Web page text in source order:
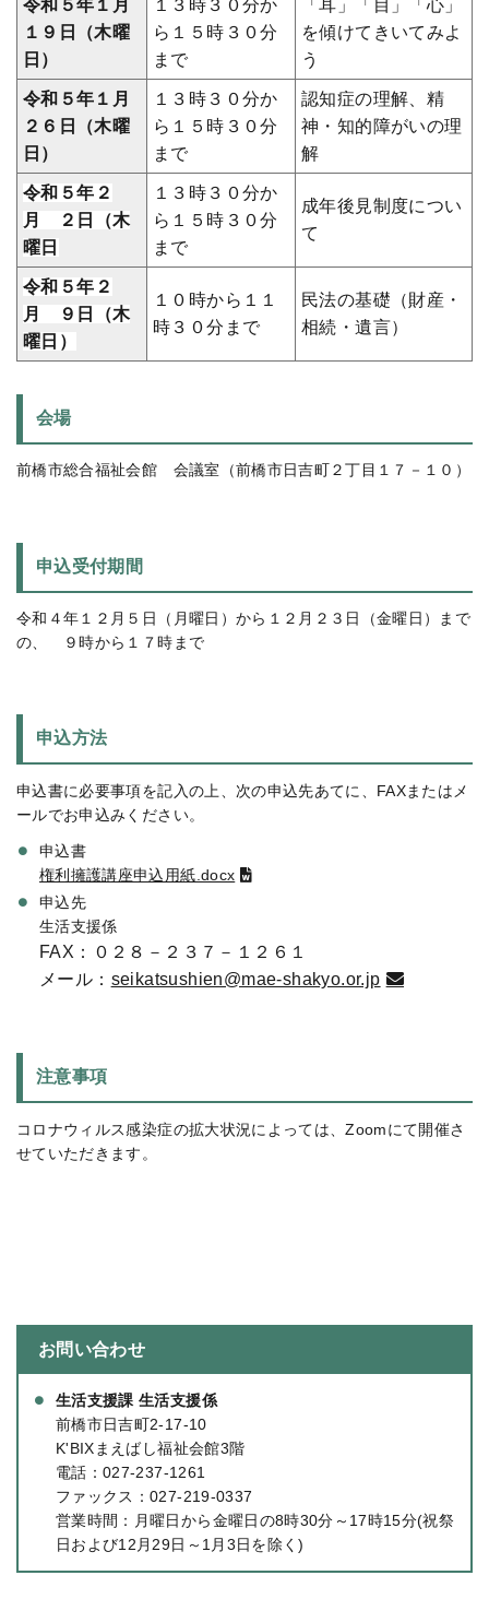
令和５年１月
１９日（木曜
日）
１３時３０分か
ら１５時３０分
まで
「耳」「目」「心」
を傾けてきいてみよ
う
令和５年１月
２６日（木曜
日）
１３時３０分か
ら１５時３０分
まで
認知症の理解、精
神・知的障がいの理
解
令和５年２
月 ２日（木
曜日
１３時３０分か
ら１５時３０分
まで
成年後見制度につい
て
令和５年２
月 ９日（木
曜日）
１０時から１１
時３０分まで
民法の基礎（財産・
相続・遺言）
会場
前橋市総合福祉会館 会議室（前橋市日吉町２丁目１７－１０）
申込受付期間
令和４年１２月５日（月曜日）から１２月２３日（金曜日）まで
の、 ９時から１７時まで
申込方法
申込書に必要事項を記入の上、次の申込先あてに、 FAXまたはメ
ールでお申込みください。
申込書
権利擁護講座申込用紙.docx
申込先
生活支援係
FAX ：０２８－２３７－１２６１
メール： seikatsushien@mae-shakyo.or.jp
注意事項
コロナウィルス感染症の拡大状況によっては、Zoomにて開催さ
せていただきます。
お問い合わせ
生活支援課 生活支援係
前橋市日吉町2-17-10
K'BIXまえばし福祉会館3階
電話：027-237-1261
ファックス：027-219-0337
営業時間：月曜日から金曜日の8時30分～17時15分(祝祭
日および12月29日～1月3日を除く)